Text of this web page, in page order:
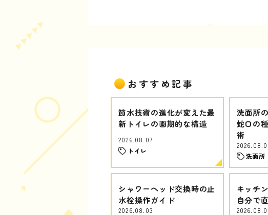
おすすめ記事
節水技術の進化が変えた最
新トイレの画期的な構造
2026.08.07
トイレ
洗面所
蛇口の
術
洗面所
シャワーヘッド交換時の止
水栓操作ガイド
2026.08.03
キッチ
自分で